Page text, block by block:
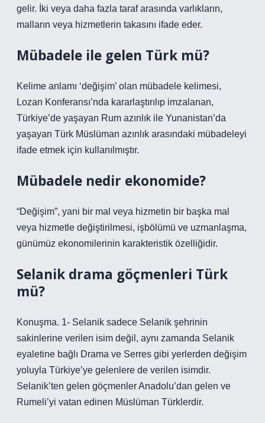
gelir. İki veya daha fazla taraf arasında varlıkların,
malların veya hizmetlerin takasını ifade eder.
Mübadele ile gelen Türk mü?
Kelime anlamı ‘değişim’ olan mübadele kelimesi,
Lozan Konferansı’nda kararlaştırılıp imzalanan,
Türkiye’de yaşayan Rum azınlık ile Yunanistan’da
yaşayan Türk Müslüman azınlık arasındaki mübadeleyi
ifade etmek için kullanılmıştır.
Mübadele nedir ekonomide?
“Değişim”, yani bir mal veya hizmetin bir başka mal
veya hizmetle değiştirilmesi, işbölümü ve uzmanlaşma,
günümüz ekonomilerinin karakteristik özelliğidir.
Selanik drama göçmenleri Türk
mü?
Konuşma. 1- Selanik sadece Selanik şehrinin
sakinlerine verilen isim değil, aynı zamanda Selanik
eyaletine bağlı Drama ve Serres gibi yerlerden değişim
yoluyla Türkiye’ye gelenlere de verilen isimdir.
Selanik’ten gelen göçmenler Anadolu’dan gelen ve
Rumeli’yi vatan edinen Müslüman Türklerdir.